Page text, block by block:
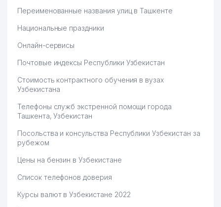
Переименованные названия улиц в Ташкенте
Национальные праздники
Онлайн-сервисы
Почтовые индексы Республики Узбекистан
Стоимость контрактного обучения в вузах
Узбекистана
Телефоны служб экстренной помощи города
Ташкента, Узбекистан
Посольства и консульства Республики Узбекистан за
рубежом
Цены на бензин в Узбекистане
Список телефонов доверия
Курсы валют в Узбекистане 2022